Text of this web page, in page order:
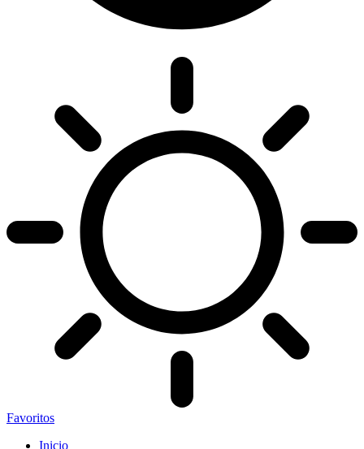
Favoritos
Inicio